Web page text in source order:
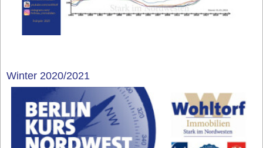
Winter 2020/2021